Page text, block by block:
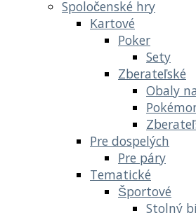
Spoločenské hry
Kartové
Poker
Sety
Zberateľské
Obaly
Pre dospelých
Pre páry
Tematické
Športové
Stolný